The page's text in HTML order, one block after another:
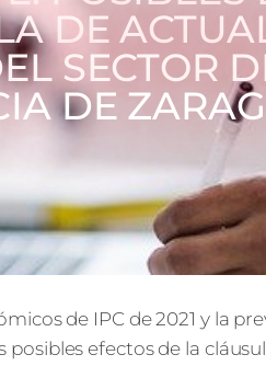
DE
SECTOR
DE
de IPC de 2021 y la
efectos de la